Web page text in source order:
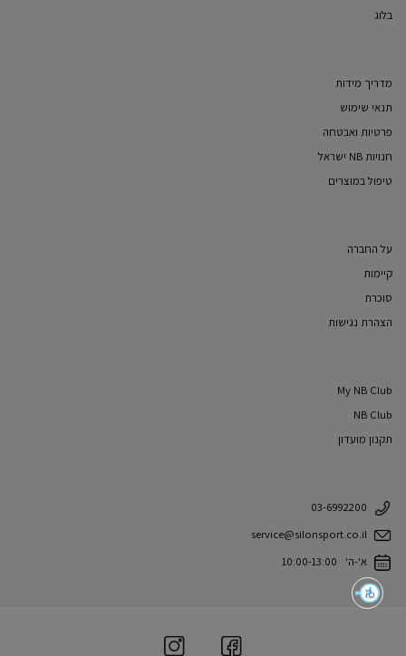
בלוג
מדריך מידות
תנאי שימוש
פרטיות ואבטחה
חנויות NB ישראל
טיפול במוצרים
על החברה
קיימות
סוכרת
הצהרת נגישות
My NB Club
NB Club
תקנון מועדון
03-6992200
service@silonsport.co.il
א'-ה' 10:00-13:00